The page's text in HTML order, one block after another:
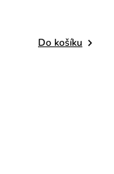
Do košíku